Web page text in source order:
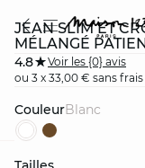
JEAN SLIM ET
MÉLANGÉ
4.8
Voir les {0} avis
ou 3 x 33,00 € sans frais
Couleur blanc